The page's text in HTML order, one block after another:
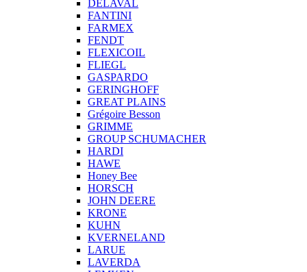
DELAVAL
FANTINI
FARMEX
FENDT
FLEXICOIL
FLIEGL
GASPARDO
GERINGHOFF
GREAT PLAINS
Grégoire Besson
GRIMME
GROUP SCHUMACHER
HARDI
HAWE
Honey Bee
HORSCH
JOHN DEERE
KRONE
KUHN
KVERNELAND
LARUE
LAVERDA